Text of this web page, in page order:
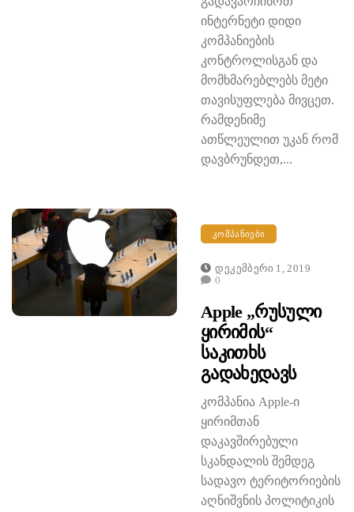
ინტერნეტი დიდი
კომპანიების
კონტროლისგან და
მომხმარებლებს მეტი
თავისუფლება მივცეთ.
რამდენიმე
ათწლეულით უკან რომ
დავბრუნდეთ,...
ᲙᲝᲛᲞᲐᲜᲘᲔᲑᲘ
Დეკემბერი 1, 2019
0
Apple „რუსული
Ყირიმის“
Საკითხს
Გადახედავს
კომპანია Apple-ი
ყირიმთან
დაკავშირებული
სკანდალის შემდეგ
სადავო ტერიტორიების
აღნიშვნის პოლიტიკის